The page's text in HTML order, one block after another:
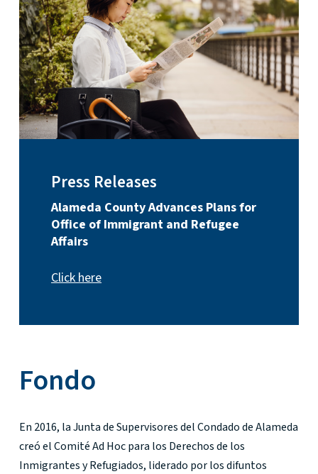
Press Releases
Alameda County Advances Plans for
Office of Immigrant and Refugee
Affairs
Click here
Fondo
En 2016, la Junta de Supervisores del Condado de Alameda
creó el Comité Ad Hoc para los Derechos de los
Inmigrantes y Refugiados, liderado por los difuntos